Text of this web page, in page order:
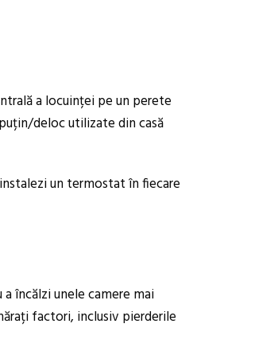
a locuinței pe un perete
deloc utilizate din casă
un termostat în fiecare
încălzi unele camere mai
factori, inclusiv pierderile